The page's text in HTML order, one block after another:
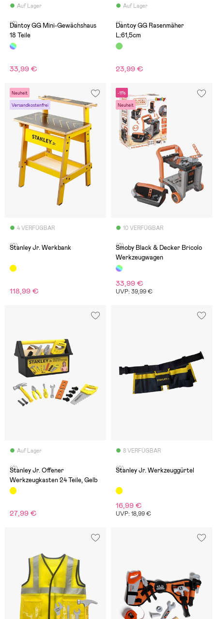
Auf Lager
(2)
Dantoy GG Mini-Gewächshaus
18 Teile
33,99 €
Auf Lager
(1)
Dantoy GG Rasenmäher
L:61,5cm
23,99 €
Neuheit
Versandkostenfrei
4 VERFÜGBAR
(0)
Stanley Jr. Werkbank
118,99 €
-11%
Neuheit
10 VERFÜGBAR
(0)
Smoby Black & Decker Bricolo
Werkzeugwagen
33,99 €
UVP: 39,99 €
Auf Lager
(0)
Stanley Jr. Offener
Werkzeugkasten 24 Teile, Gelb
27,99 €
8 VERFÜGBAR
(0)
Stanley Jr. Werkzeuggürtel
16,99 €
UVP: 18,99 €